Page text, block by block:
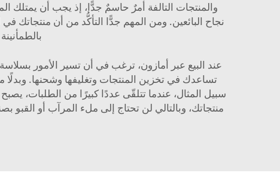
نجاح البائعين. ومن المهم جدًّا التأكُّد من أن منتجاتك
تساعدك في تخزين المنتجات وتغليفها وشحنها. وبدلًا